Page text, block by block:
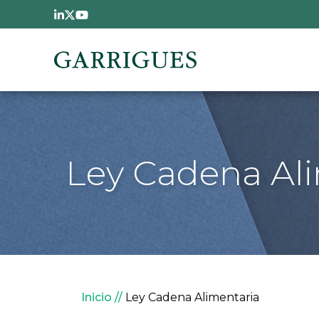
Pasar al contenido principal
Ley Cadena
Sobrescribir enlaces
Inicio Ley Cadena Alimentaria